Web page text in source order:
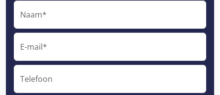
Naam*
E-mail*
Telefoon